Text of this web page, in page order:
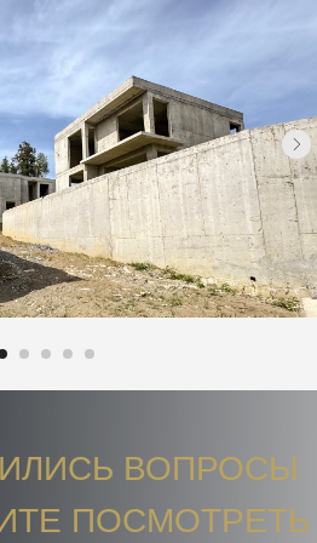
ВОПРОСЫ
ПОСМОТРЕТЬ